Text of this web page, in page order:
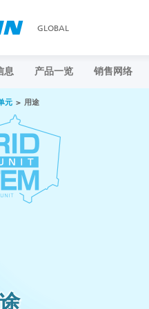
GLOBAL
息 产品一览 销售网络
元 用途